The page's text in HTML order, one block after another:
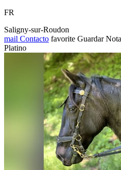
FR
Saligny-sur-Roudon
mail Contacto favorite Guardar
Platino